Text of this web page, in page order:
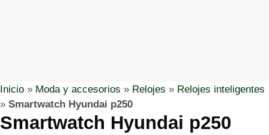
Inicio » Moda y accesorios » Relojes » Relojes inteligentes
» Smartwatch Hyundai p250
Smartwatch Hyundai p250